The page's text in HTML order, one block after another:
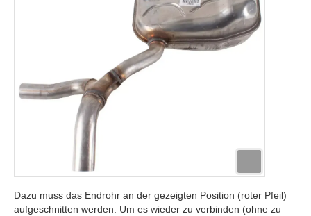
Dazu muss das Endrohr an der gezeigten Position (roter Pfeil)
aufgeschnitten werden. Um es wieder zu verbinden (ohne zu